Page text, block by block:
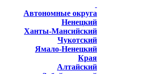
Автономные округа
Ненецкий
Ханты-Мансийский
Чукотский
Ямало-Ненецкий
Края
Алтайский